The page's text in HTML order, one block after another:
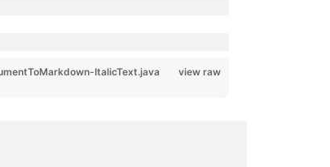
view raw
ItalicText.java